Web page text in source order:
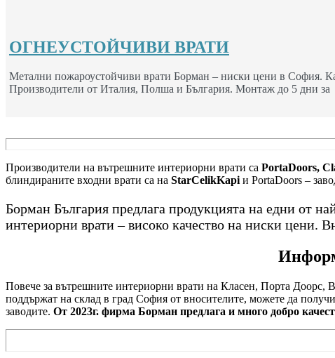
ОГНЕУСТОЙЧИВИ ВРАТИ
Метални пожароустойчиви врати Борман – ниски цени в София.
Производители от Италия, Полша и България. Монтаж до 5 дни за
Производители на вътрешните интериорни врати са PortaDoors,
блиндираните входни врати са на StarCelikKapiи PortaDoors –
Борман България предлага продукцията на едни от
интериорни врати – високо качество на ниски цени.
Повече за вътрешните интериорни врати на Класен, Порта Доорс,
поддържат на склад в град София от вносителите, можете да
заводите. От 2023г. фирма Борман предлага и много добро